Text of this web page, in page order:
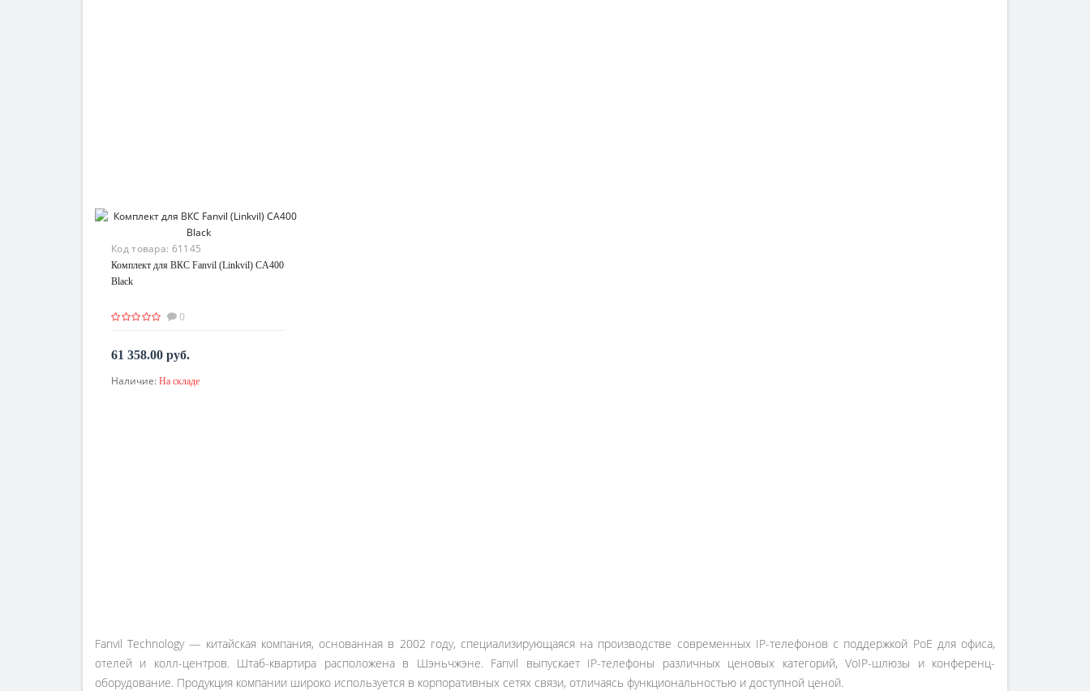
Код товара: 61145
Комплект для ВКС Fanvil (Linkvil) CA400
Black
0
61 358.00 руб.
В корзину
Наличие: На складе
Fanvil Technology — китайская компания, основанная в 2002 году, специализирующаяся на производстве современных IP-телефонов с поддержкой PoE для офиса,
отелей и колл-центров. Штаб-квартира расположена в Шэньчжэне. Fanvil выпускает IP-телефоны различных ценовых категорий, VoIP-шлюзы и конференц-
оборудование. Продукция компании широко используется в корпоративных сетях связи, отличаясь функциональностью и доступной ценой.